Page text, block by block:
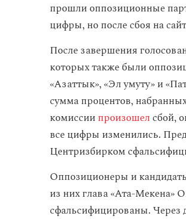
прошли оппозиционные
цифры, но после сбоя на
После завершения
которых также были
«Азаттык», «Эл умуту» и
сумма процентов,
комиссиипроизошелсбой,
все цифры изменились.
Центризбирком
Оппозиционеры и
из них глава «Ата-Мекена»
сфальсифицированы. Через